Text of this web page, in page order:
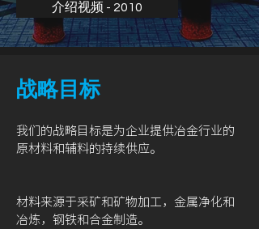
介绍视频 - 2010
战略目标
我们的战略目标是为企业提供冶金行业的
原材料和辅料的持续供应。
材料来源于采矿和矿物加工，金属净化和
冶炼，钢铁和合金制造。